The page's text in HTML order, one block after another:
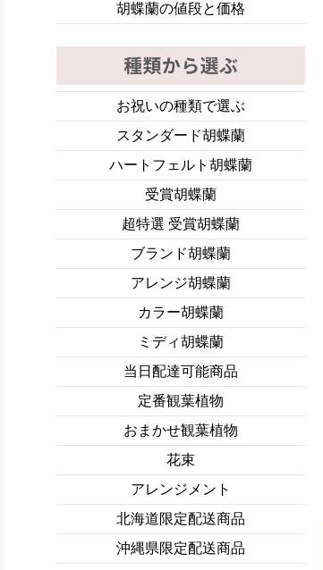
胡蝶蘭の値段と価格
お祝いの種類で選ぶ
スタンダード胡蝶蘭
ハートフェルト胡蝶蘭
受賞胡蝶蘭
超特選 受賞胡蝶蘭
ブランド胡蝶蘭
アレンジ胡蝶蘭
カラー胡蝶蘭
ミディ胡蝶蘭
当日配達可能商品
定番観葉植物
おまかせ観葉植物
花束
アレンジメント
北海道限定配送商品
沖縄県限定配送商品